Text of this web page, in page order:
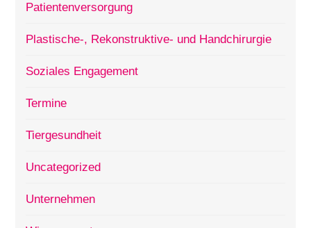
Patientenversorgung
Plastische-, Rekonstruktive- und Handchirurgie
Soziales Engagement
Termine
Tiergesundheit
Uncategorized
Unternehmen